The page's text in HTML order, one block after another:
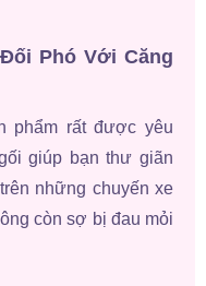
Phó Với Căng
phẩm rất được yêu
giúp bạn thư giãn
những chuyến xe
còn sợ bị đau mỏi